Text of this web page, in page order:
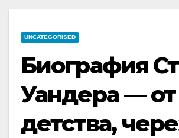
UNCATEGORISED
Биография
Уандера — от
детства,